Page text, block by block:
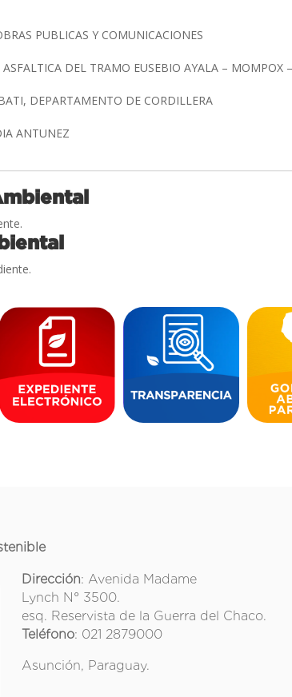
PUBLICAS Y COMUNICACIONES
DEL TRAMO EUSEBIO AYALA – MOMPOX
DEPARTAMENTO DE CORDILLERA
ANTUNEZ
Dirección: Avenida Madame
Lynch N° 3500.
esq. Reservista de la Guerra del Chaco.
Teléfono: 021 2879000
Asunción, Paraguay.